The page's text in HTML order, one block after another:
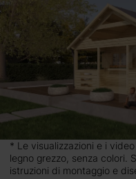
* Le visualizzazioni e i
legno grezzo, senza colori.
istruzioni di montaggio e